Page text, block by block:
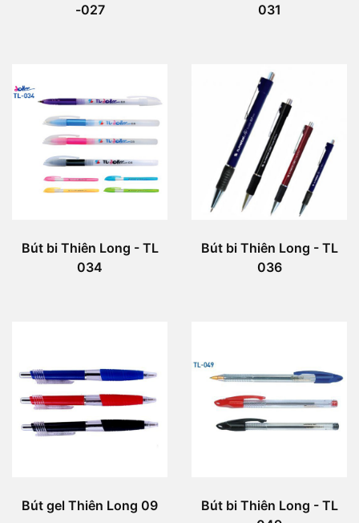
-027
031
Bút bi Thiên Long - TL
034
Bút bi Thiên Long - TL
036
Bút gel Thiên Long 09
Bút bi Thiên Long - TL